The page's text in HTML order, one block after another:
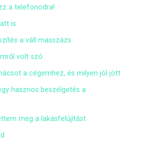
a telefonodra!
is
a váll masszázs
volt szó
a cégemhez, és milyen jól jött
hasznos beszélgetés a
meg a lakásfelújítást